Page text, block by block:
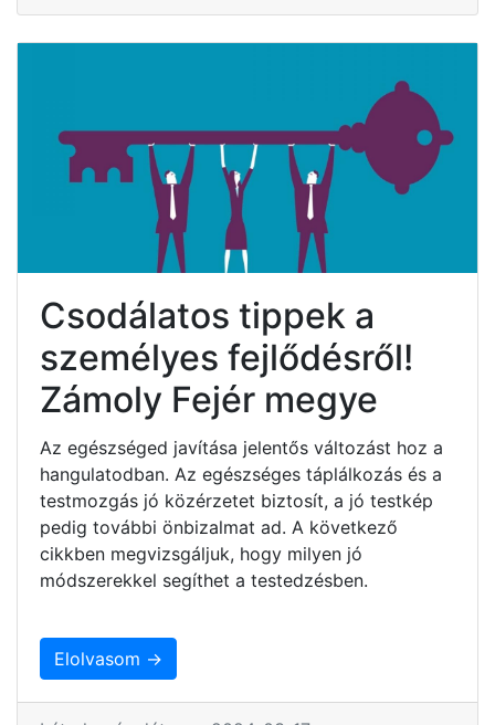
Csodálatos tippek a
személyes fejlődésről!
Zámoly Fejér megye
Az egészséged javítása jelentős változást hoz a
hangulatodban. Az egészséges táplálkozás és a
testmozgás jó közérzetet biztosít, a jó testkép
pedig további önbizalmat ad. A következő
cikkben megvizsgáljuk, hogy milyen jó
módszerekkel segíthet a testedzésben.
Elolvasom →